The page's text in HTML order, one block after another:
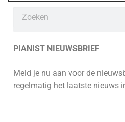
PIANIST NIEUWSBRIEF
Meld je nu aan voor de
regelmatig het laatste nieuws